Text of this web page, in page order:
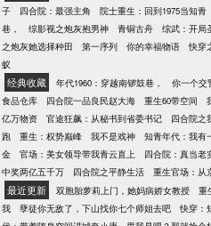
子
四合院：最强主角 院士重生：回到1975当知青
巷，
综影视之炮灰抱男神 青铜古舟 综武：开局
之炮灰她选择种田
第一序列 你的幸福物语 快穿
蚁
经典收藏 年代1960：穿越南锣鼓巷， 你一个交
食品仓库
四合院一品良民赵大海 重生60带空间
亿万物资
官途狂飙：从秘书到省委书记 四合院之
跑
重生：权势巅峰 我不是戏神 知青年代：我有
金
官场：美女领导带我青云直上 四合院：真当老
中奖两亿五千万
四合院之平静生活 重生官场：从
最近更新 双胞胎萝莉上门，她妈病娇女教授 重
我
孽徒你无敌了，下山找你七个师姐去吧 快穿：